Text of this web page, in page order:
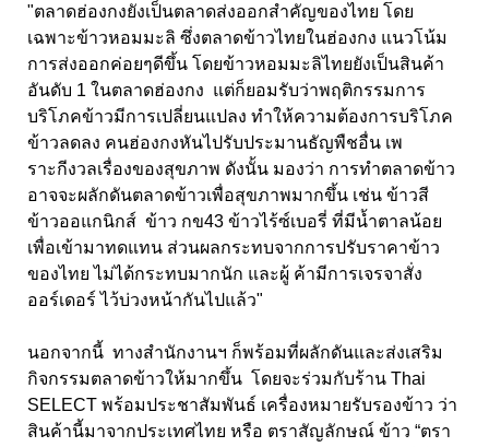
"ตลาดฮ่องกงยังเป็นตลาดส่งออกสำคัญของไทย โดย
เฉพาะข้าวหอมมะลิ ซึ่งตลาดข้าวไทยในฮ่องกง แนวโน้ม
การส่งออกค่อยๆดีขึ้น โดยข้าวหอมมะลิไทยยังเป็นสินค้า
อันดับ 1 ในตลาดฮ่องกง แต่ก็ยอมรับว่าพฤติกรรมการ
บริโภคข้าวมีการเปลี่ยนแปลง ทำให้ความต้องการบริโภค
ข้าวลดลง คนฮ่องกงหันไปรับประมานธัญพืชอื่น เพ
ราะกีงวลเรื่องของสุขภาพ ดังนั้น มองว่า การทำตลาดข้าว
อาจจะผลักดันตลาดข้าวเพื่อสุขภาพมากขึ้น เช่น ข้าวสี
ข้าวออแกนิกส์ ข้าว กข43 ข้าวไร้ซ์เบอรี่ ที่มีน้ำตาลน้อย
เพื่อเข้ามาทดแทน ส่วนผลกระทบจากการปรับราคาข้าว
ของไทย ไม่ได้กระทบมากนัก และผู้ ค้ามีการเจรจาสั่ง
ออร์เดอร์ ไว้บ่วงหน้ากันไปแล้ว"
นอกจากนี้ ทางสำนักงานฯ ก็พร้อมที่ผลักดันและส่งเสริม
กิจกรรมตลาดข้าวให้มากขึ้น โดยจะร่วมกับร้าน Thai
SELECT พร้อมประชาสัมพันธ์ เครื่องหมายรับรองข้าว ว่า
สินค้านี้มาจากประเทศไทย หรือ ตราสัญลักษณ์ ข้าว “ตรา